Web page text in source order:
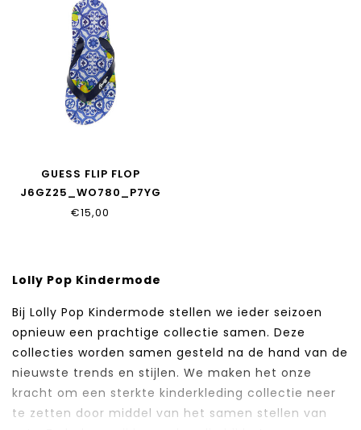
GUESS FLIP FLOP
J6GZ25_WO780_P7YG
€15,00
Lolly Pop Kindermode
Bij Lolly Pop Kindermode stellen we ieder seizoen
opnieuw een prachtige collectie samen. Deze
collecties worden samen gesteld na de hand van de
nieuwste trends en stijlen. We maken het onze
kracht om een sterkte kinderkleding collectie neer
te zetten door middel van het samen stellen van